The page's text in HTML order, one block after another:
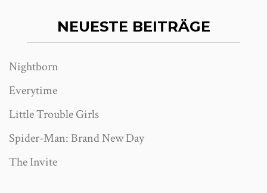
NEUESTE BEITRÄGE
Nightborn
Everytime
Little Trouble Girls
Spider-Man: Brand New Day
The Invite